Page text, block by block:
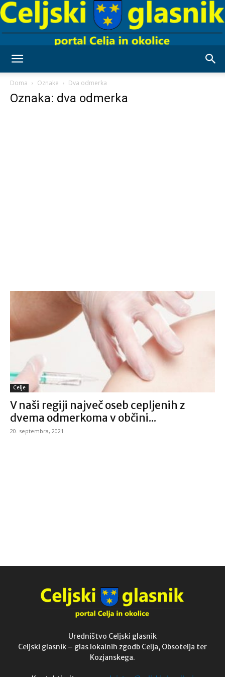
Doma Oznake Dva odmerka
Oznaka: dva odmerka
Celje
V naši regiji največ oseb cepljenih z
dvema odmerkoma v občini...
20. septembra, 2021
Uredništvo Celjski glasnik
Celjski glasnik – glas lokalnih zgodb Celja, Obsotelja ter
Kozjanskega.